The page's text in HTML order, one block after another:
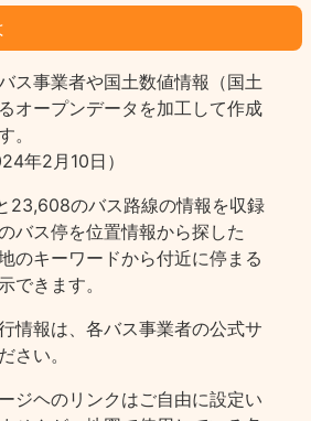
ス事業者や国土数値情報（国土
オープンデータを加工して作成
。
年2月10日）
23,608のバス路線の情報を収録
バス停を位置情報から探した
のキーワードから付近に停まる
できます。
情報は、各バス事業者の公式サ
さい。
ジヘのリンクはご自由に設定い